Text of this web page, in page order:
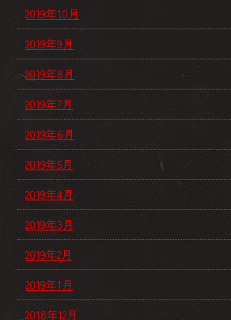
2019年10月
2019年9月
2019年8月
2019年7月
2019年6月
2019年5月
2019年4月
2019年3月
2019年2月
2019年1月
2018年12月